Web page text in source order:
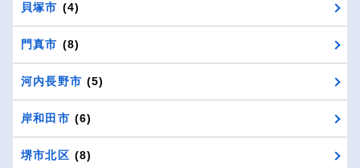
貝塚市 (4)
門真市 (8)
河内長野市 (5)
岸和田市 (6)
堺市北区 (8)